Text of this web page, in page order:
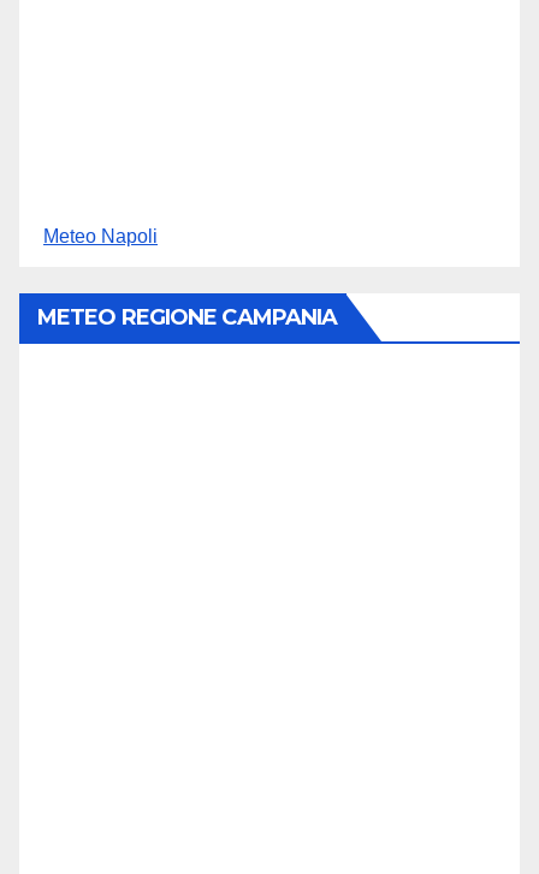
Meteo Napoli
METEO REGIONE CAMPANIA